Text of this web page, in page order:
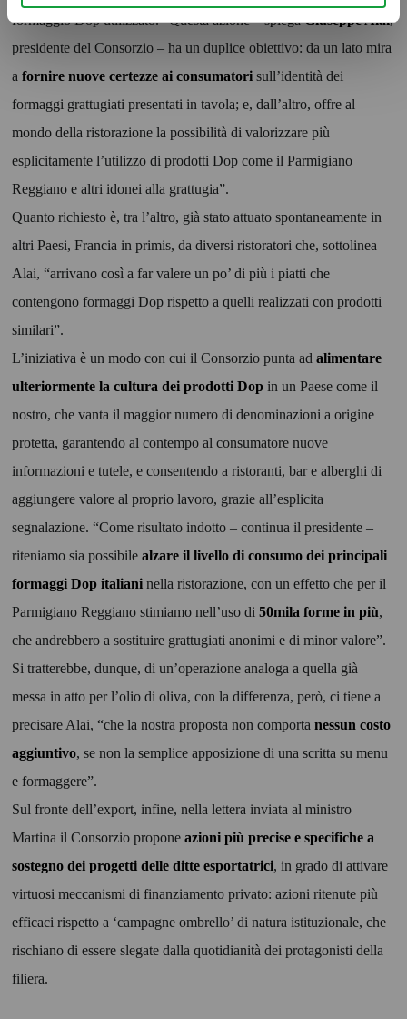
formaggio Dop utilizzato. “Questa azione – spiegaGiuseppe Alai,
presidente del Consorzio – ha un duplice obiettivo: da un lato mira
afornire nuove certezze ai consumatori sull’identità dei
formaggi grattugiati presentati in tavola; e, dall’altro, offre al
mondo della ristorazione la possibilità di valorizzare più
esplicitamente l’utilizzo di prodotti Dop come il Parmigiano
Reggiano e altri idonei alla grattugia”.
Quanto richiesto è, tra l’altro, già stato attuato spontaneamente in
altri Paesi, Francia in primis, da diversi ristoratori che, sottolinea
Alai, “arrivano così a far valere un po’ di più i piatti che
contengono formaggi Dop rispetto a quelli realizzati con prodotti
similari”.
L’iniziativa è un modo con cui il Consorzio punta adalimentare
ulteriormente la cultura dei prodotti Dop in un Paese come il
nostro, che vanta il maggior numero di denominazioni a origine
protetta, garantendo al contempo al consumatore nuove
informazioni e tutele, e consentendo a ristoranti, bar e alberghi di
aggiungere valore al proprio lavoro, grazie all’esplicita
segnalazione. “Come risultato indotto – continua il presidente –
riteniamo sia possibilealzare il livello di consumo dei principali
formaggi Dop italiani nella ristorazione, con un effetto che per il
Parmigiano Reggiano stimiamo nell’uso di50mila forme in più,
che andrebbero a sostituire grattugiati anonimi e di minor valore”.
Si tratterebbe, dunque, di un’operazione analoga a quella già
messa in atto per l’olio di oliva, con la differenza, però, ci tiene a
precisare Alai, “che la nostra proposta non comportanessun costo
aggiuntivo, se non la semplice apposizione di una scritta su menu
e formaggere”.
Sul fronte dell’export, infine, nella lettera inviata al ministro
Martina il Consorzio proponeazioni più precise e specifiche a
sostegno dei progetti delle ditte esportatrici, in grado di attivare
virtuosi meccanismi di finanziamento privato: azioni ritenute più
efficaci rispetto a ‘campagne ombrello’ di natura istituzionale, che
rischiano di essere slegate dalla quotidianità dei protagonisti della
filiera.